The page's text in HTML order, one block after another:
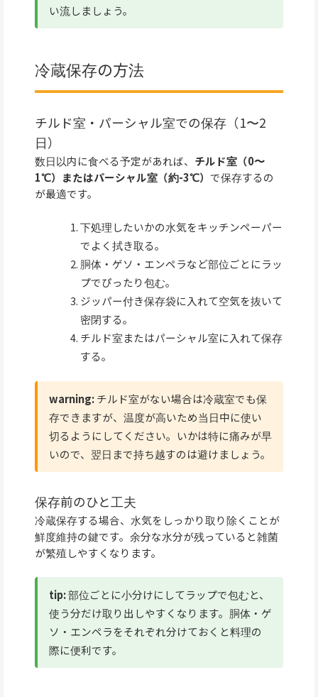
い流しましょう。
冷蔵保存の方法
チルド室・パーシャル室での保存（1〜2
日）
数日以内に食べる予定があれば、 チルド室（0〜
1℃）またはパーシャル室（約-3℃） で保存するの
が最適です。
下処理したいかの水気をキッチンペーパー
でよく拭き取る。
胴体・ゲソ・エンペラなど部位ごとにラッ
プでぴったり包む。
ジッパー付き保存袋に入れて空気を抜いて
密閉する。
チルド室またはパーシャル室に入れて保存
する。
warning:チルド室がない場合は冷蔵室でも保
存できますが、温度が高いため当日中に使い
切るようにしてください。いかは特に痛みが早
いので、翌日まで持ち越すのは避けましょう。
保存前のひと工夫
冷蔵保存する場合、水気をしっかり取り除くことが
鮮度維持の鍵です。余分な水分が残っていると雑菌
が繁殖しやすくなります。
tip:部位ごとに小分けにしてラップで包むと、
使う分だけ取り出しやすくなります。胴体・ゲ
ソ・エンペラをそれぞれ分けておくと料理の
際に便利です。